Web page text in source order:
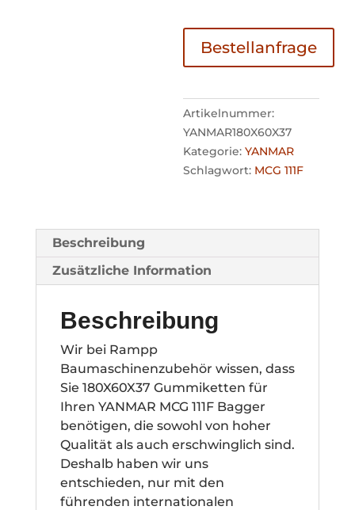
Bestellanfrage
Artikelnummer:
YANMAR180X60X37
Kategorie:YANMAR
Schlagwort: MCG 111F
Beschreibung
Zusätzliche Information
Beschreibung
Wir bei Rampp
Baumaschinenzubehör wissen, dass
Sie 180X60X37 Gummiketten für
Ihren YANMAR MCG 111F Bagger
benötigen, die sowohl von hoher
Qualität als auch erschwinglich sind.
Deshalb haben wir uns
entschieden, nur mit den
führenden internationalen